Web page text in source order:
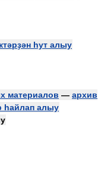
һут алыу
материалов — архив
һайлап алыу